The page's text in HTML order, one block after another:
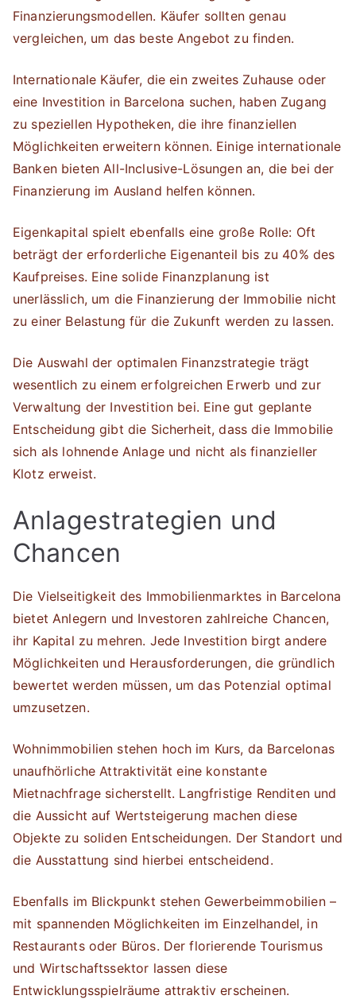
Finanzierungsmodellen. Käufer sollten genau
vergleichen, um das beste Angebot zu finden.
Internationale Käufer, die ein zweites Zuhause oder
eine Investition in Barcelona suchen, haben Zugang
zu speziellen Hypotheken, die ihre finanziellen
Möglichkeiten erweitern können. Einige internationale
Banken bieten All-Inclusive-Lösungen an, die bei der
Finanzierung im Ausland helfen können.
Eigenkapital spielt ebenfalls eine große Rolle: Oft
beträgt der erforderliche Eigenanteil bis zu 40% des
Kaufpreises. Eine solide Finanzplanung ist
unerlässlich, um die Finanzierung der Immobilie nicht
zu einer Belastung für die Zukunft werden zu lassen.
Die Auswahl der optimalen Finanzstrategie trägt
wesentlich zu einem erfolgreichen Erwerb und zur
Verwaltung der Investition bei. Eine gut geplante
Entscheidung gibt die Sicherheit, dass die Immobilie
sich als lohnende Anlage und nicht als finanzieller
Klotz erweist.
Anlagestrategien und
Chancen
Die Vielseitigkeit des Immobilienmarktes in Barcelona
bietet Anlegern und Investoren zahlreiche Chancen,
ihr Kapital zu mehren. Jede Investition birgt andere
Möglichkeiten und Herausforderungen, die gründlich
bewertet werden müssen, um das Potenzial optimal
umzusetzen.
Wohnimmobilien stehen hoch im Kurs, da Barcelonas
unaufhörliche Attraktivität eine konstante
Mietnachfrage sicherstellt. Langfristige Renditen und
die Aussicht auf Wertsteigerung machen diese
Objekte zu soliden Entscheidungen. Der Standort und
die Ausstattung sind hierbei entscheidend.
Ebenfalls im Blickpunkt stehen Gewerbeimmobilien –
mit spannenden Möglichkeiten im Einzelhandel, in
Restaurants oder Büros. Der florierende Tourismus
und Wirtschaftssektor lassen diese
Entwicklungsspielräume attraktiv erscheinen.